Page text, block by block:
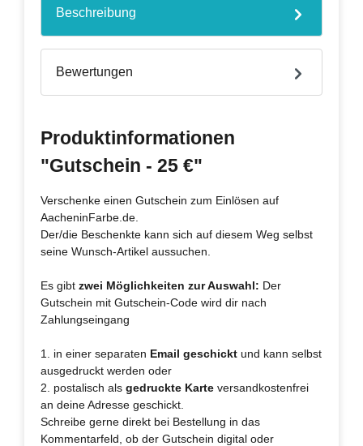
Beschreibung
Bewertungen
Produktinformationen
"Gutschein - 25 €"
Verschenke einen Gutschein zum Einlösen auf
AacheninFarbe.de.
Der/die Beschenkte kann sich auf diesem Weg selbst
seine Wunsch-Artikel aussuchen.
Es gibt zwei Möglichkeiten zur Auswahl: Der
Gutschein mit Gutschein-Code wird dir nach
Zahlungseingang
1. in einer separaten Email geschickt und kann selbst
ausgedruckt werden oder
2. postalisch als gedruckte Karte versandkostenfrei
an deine Adresse geschickt.
Schreibe gerne direkt bei Bestellung in das
Kommentarfeld, ob der Gutschein digital oder